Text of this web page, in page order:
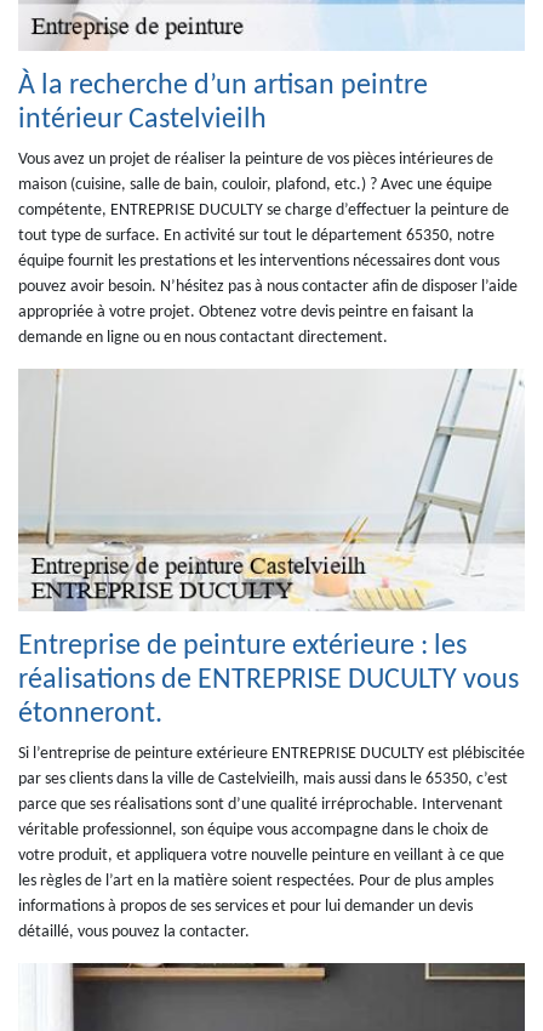
À la recherche d’un artisan peintre
intérieur Castelvieilh
Vous avez un projet de réaliser la peinture de vos pièces intérieures de
maison (cuisine, salle de bain, couloir, plafond, etc.) ? Avec une équipe
compétente, ENTREPRISE DUCULTY se charge d’effectuer la peinture de
tout type de surface. En activité sur tout le département 65350, notre
équipe fournit les prestations et les interventions nécessaires dont vous
pouvez avoir besoin. N’hésitez pas à nous contacter afin de disposer l’aide
appropriée à votre projet. Obtenez votre devis peintre en faisant la
demande en ligne ou en nous contactant directement.
Entreprise de peinture extérieure : les
réalisations de ENTREPRISE DUCULTY vous
étonneront.
Si l’entreprise de peinture extérieure ENTREPRISE DUCULTY est plébiscitée
par ses clients dans la ville de Castelvieilh, mais aussi dans le 65350, c’est
parce que ses réalisations sont d’une qualité irréprochable. Intervenant
véritable professionnel, son équipe vous accompagne dans le choix de
votre produit, et appliquera votre nouvelle peinture en veillant à ce que
les règles de l’art en la matière soient respectées. Pour de plus amples
informations à propos de ses services et pour lui demander un devis
détaillé, vous pouvez la contacter.